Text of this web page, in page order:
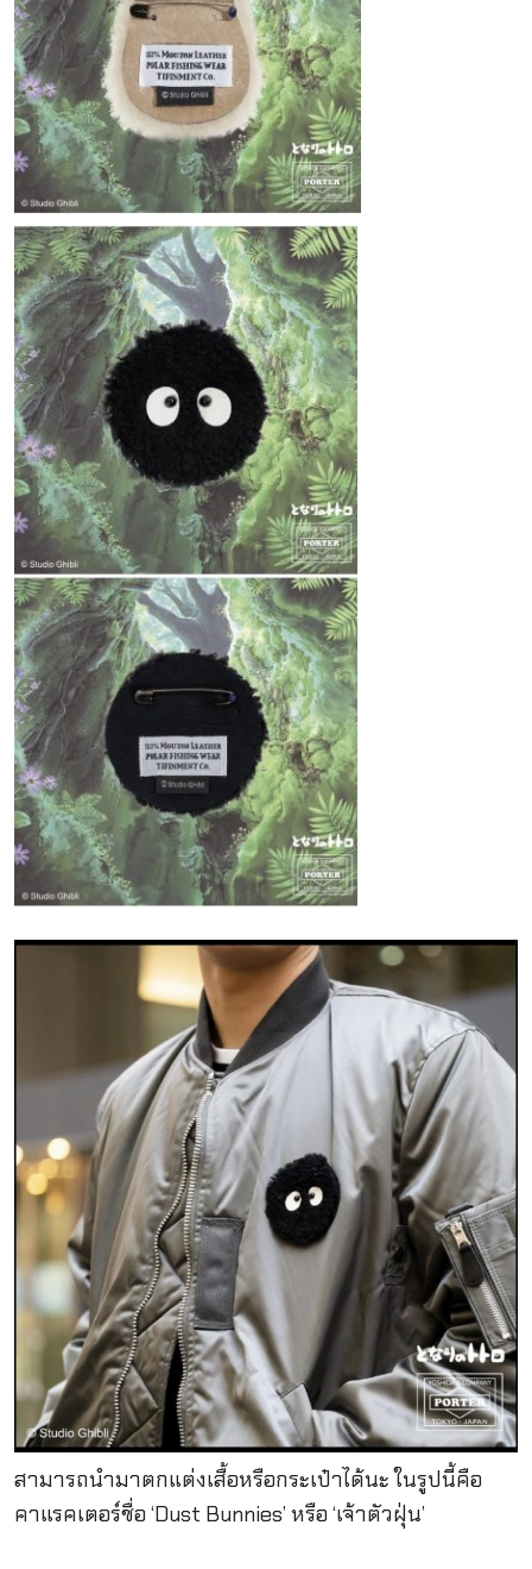
สามารถนำมาตกแต่งเสื้อหรือกระเป๋าได้นะ ในรูปนี้คือ
คาแรคเตอร์ชื่อ ‘Dust Bunnies’ หรือ ‘เจ้าตัวฝุ่น’